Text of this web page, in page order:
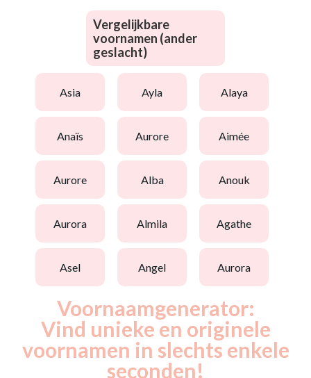
Vergelijkbare
voornamen (ander
geslacht)
asia ayla alaya
anaïs aurore aimée
aurore alba anouk
aurora almila agathe
asel angel aurora
Voornaamgenerator:
Vind unieke en originele
voornamen in slechts enkele
seconden!